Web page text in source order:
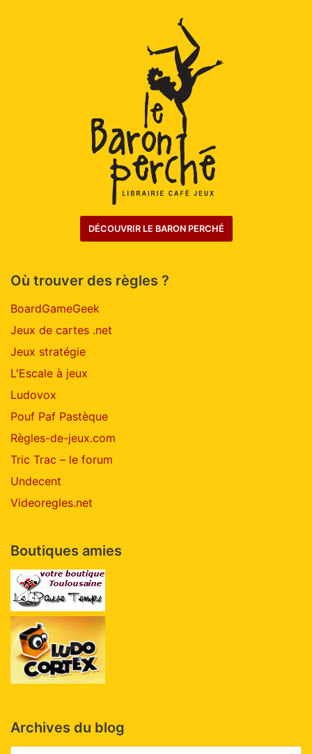
DÉCOUVRIR LE BARON PERCHÉ
Où trouver des règles ?
BoardGameGeek
Jeux de cartes .net
Jeux stratégie
L'Escale à jeux
Ludovox
Pouf Paf Pastèque
Règles-de-jeux.com
Tric Trac – le forum
Undecent
Videoregles.net
Boutiques amies
Archives du blog